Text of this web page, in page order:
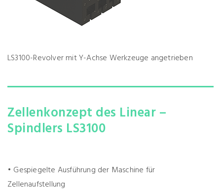
LS3100-Revolver mit Y-Achse Werkzeuge angetrieben
Zellenkonzept des Linear –
Spindlers LS3100
• Gespiegelte Ausführung der Maschine für
Zellenaufstellung